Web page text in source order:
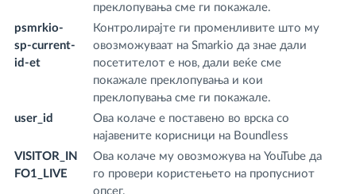
преклопувања сме ги покажале.
psmrkio-
sp-current-
id-et
Контролирајте ги променливите што му
овозможуваат на Smarkio да знае дали
посетителот е нов, дали веќе сме
покажале преклопувања и кои
преклопувања сме ги покажале.
user_id
Ова колаче е поставено во врска со
најавените корисници на Boundless
VISITOR_IN
FO1_LIVE
Ова колаче му овозможува на YouTube да
го провери користењето на пропусниот
опсег.